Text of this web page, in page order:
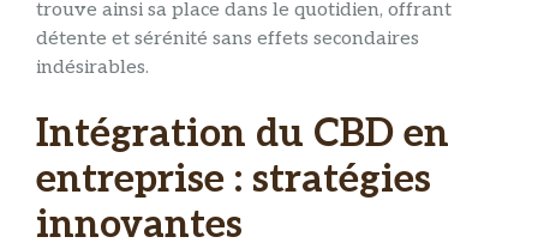
trouve ainsi sa place dans le quotidien, offrant
détente et sérénité sans effets secondaires
indésirables.
Intégration du CBD en
entreprise : stratégies
innovantes